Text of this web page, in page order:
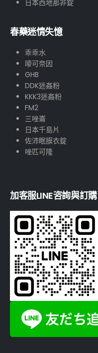
日本西地那非錠
春藥迷情失憶
乖乖水
嘜可奈因
GHB
DDK迷姦粉
KKK3迷姦粉
FM2
三唑崙
日本千島片
佐沛眠膜衣錠
唑匹可隆
加客服LINE咨詢與訂購